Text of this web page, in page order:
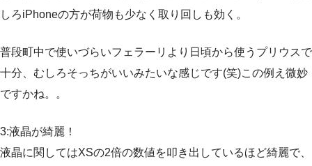
しろiPhoneの方が荷物も少なく取り回しも効く。
普段町中で使いづらいフェラーリより日頃から使うプリウスで
十分、むしろそっちがいいみたいな感じです(笑)この例え微妙
ですかね。。
3:液晶が綺麗！
液晶に関してはXSの2倍の数値を叩き出しているほど綺麗で、